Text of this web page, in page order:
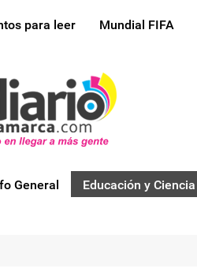
para leer Mundial FIFA
General Educación y Ciencia